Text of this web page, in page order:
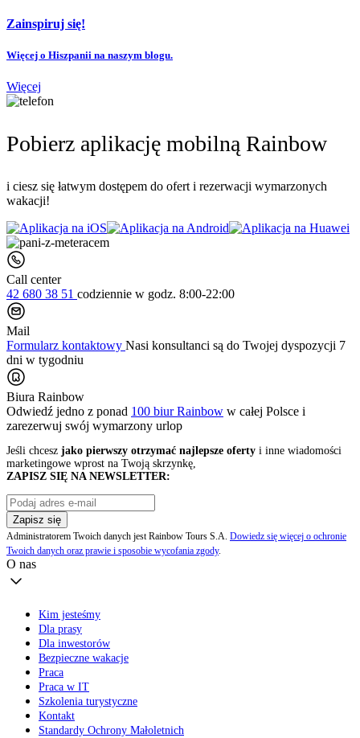
Zainspiruj się!
Więcej o Hiszpanii na naszym blogu.
Więcej
Pobierz aplikację mobilną Rainbow
i ciesz się łatwym dostępem do ofert i rezerwacji wymarzonych
wakacji!
Call center
42 680 38 51 codziennie w godz. 8:00-22:00
Mail
Formularz kontaktowy Nasi konsultanci są do Twojej dyspozycji 7
dni w tygodniu
Biura Rainbow
Odwiedź jedno z ponad 100 biur Rainbow w całej Polsce i
zarezerwuj swój wymarzony urlop
Jeśli chcesz jako pierwszy otrzymać najlepsze oferty i inne wiadomości
marketingowe wprost na Twoją skrzynkę,
ZAPISZ SIĘ NA NEWSLETTER:
Zapisz się
Administratorem Twoich danych jest Rainbow Tours S.A. Dowiedz się więcej o ochronie
Twoich danych oraz prawie i sposobie wycofania zgody.
O nas
Kim jesteśmy
Dla prasy
Dla inwestorów
Bezpieczne wakacje
Praca
Praca w IT
Szkolenia turystyczne
Kontakt
Standardy Ochrony Małoletnich